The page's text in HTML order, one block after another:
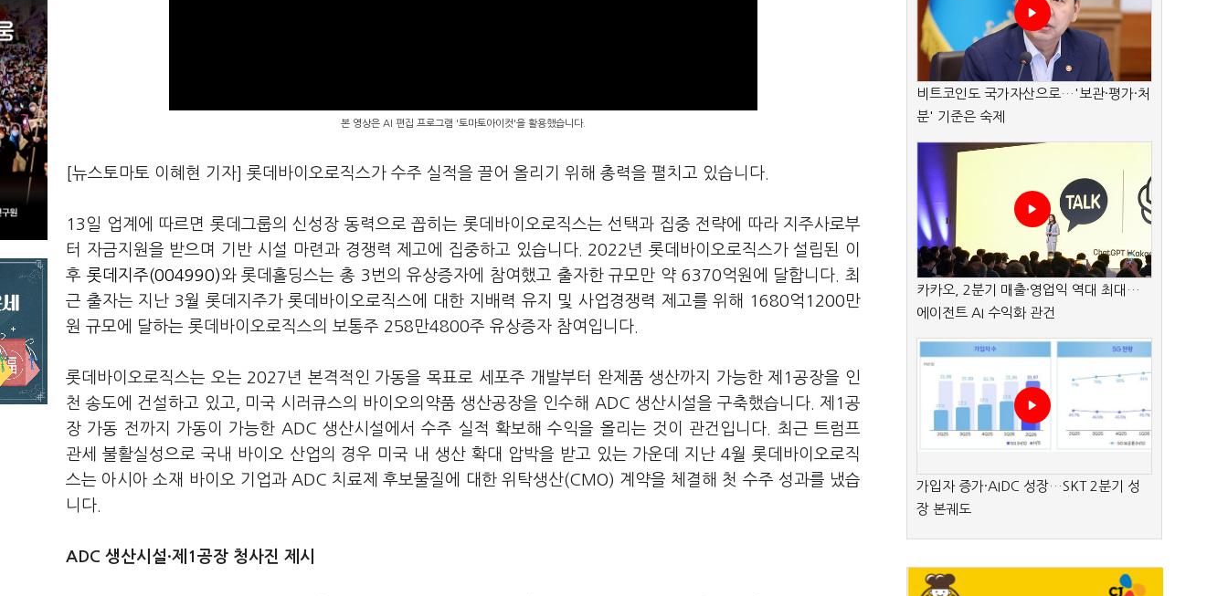
본 영상은 AI 편집 프로그램 '토마토아이컷'을 활용했습니다.
[뉴스토마토 이혜현 기자] 롯데바이오로직스가 수주 실적을 끌어 올리기 위해 총력을 펼치고 있습니다.
13일 업계에 따르면 롯데그룹의 신성장 동력으로 꼽히는 롯데바이오로직스는 선택과 집중 전략에 따라 지주사로부
터 자금지원을 받으며 기반 시설 마련과 경쟁력 제고에 집중하고 있습니다. 2022년 롯데바이오로직스가 설립된 이
후 롯데지주(004990)와 롯데홀딩스는 총 3번의 유상증자에 참여했고 출자한 규모만 약 6370억원에 달합니다. 최
근 출자는 지난 3월 롯데지주가 롯데바이오로직스에 대한 지배력 유지 및 사업경쟁력 제고를 위해 1680억1200만
원 규모에 달하는 롯데바이오로직스의 보통주 258만4800주 유상증자 참여입니다.
롯데바이오로직스는 오는 2027년 본격적인 가동을 목표로 세포주 개발부터 완제품 생산까지 가능한 제1공장을 인
천 송도에 건설하고 있고, 미국 시러큐스의 바이오의약품 생산공장을 인수해 ADC 생산시설을 구축했습니다. 제1공
장 가동 전까지 가동이 가능한 ADC 생산시설에서 수주 실적 확보해 수익을 올리는 것이 관건입니다. 최근 트럼프
관세 불활실성으로 국내 바이오 산업의 경우 미국 내 생산 확대 압박을 받고 있는 가운데 지난 4월 롯데바이오로직
스는 아시아 소재 바이오 기업과 ADC 치료제 후보물질에 대한 위탁생산(CMO) 계약을 체결해 첫 수주 성과를 냈습
니다.
ADC 생산시설·제1공장 청사진 제시
비트코인도 국가자산으로…'보관·평가·처
분' 기준은 숙제
카카오, 2분기 매출·영업익 역대 최대…
에이전트 AI 수익화 관건
가입자 증가·AIDC 성장…SKT 2분기 성
장 본궤도